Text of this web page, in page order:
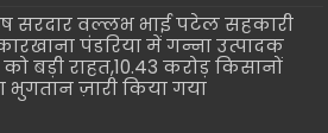
सरदार वल्लभ भाई पटेल सहकारी
पंडरिया में गन्ना उत्पादक
बड़ी राहत,10.43 करोड़ किसानों
भुगतान ज़ारी किया गया